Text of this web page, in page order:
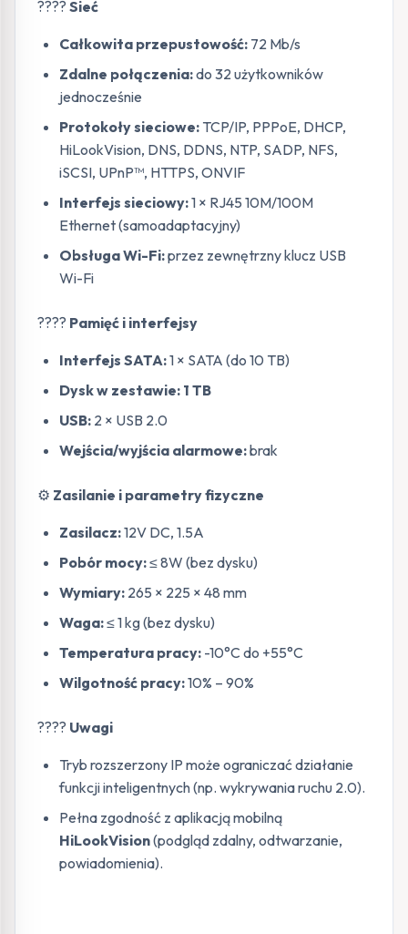
???? Sieć
Całkowita przepustowość: 72 Mb/s
Zdalne połączenia:do 32 użytkowników
jednocześnie
Protokoły sieciowe: TCP/IP, PPPoE, DHCP,
HiLookVision, DNS, DDNS, NTP, SADP, NFS,
iSCSI, UPnP™, HTTPS, ONVIF
Interfejs sieciowy:1 × RJ45 10M/100M
Ethernet (samoadaptacyjny)
Obsługa Wi-Fi:przez zewnętrzny klucz USB
Wi-Fi
???? Pamięć i interfejsy
Interfejs SATA:1 × SATA (do 10 TB)
Dysk w zestawie: 1 TB
USB: 2 × USB 2.0
Wejścia/wyjścia alarmowe:brak
⚙️ Zasilanie i parametry fizyczne
Zasilacz:12V DC, 1.5A
Pobór mocy:≤ 8W (bez dysku)
Wymiary: 265 × 225 × 48 mm
Waga:≤ 1 kg (bez dysku)
Temperatura pracy: -10°C do +55°C
Wilgotność pracy:10% – 90%
???? Uwagi
Tryb rozszerzony IP może ograniczać działanie
funkcji inteligentnych (np. wykrywania ruchu 2.0).
Pełna zgodność z aplikacją mobilną
HiLookVision(podgląd zdalny, odtwarzanie,
powiadomienia).